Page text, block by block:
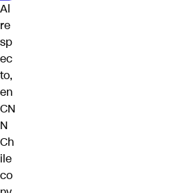
Al
re
sp
ec
to,
en
CN
N
Ch
ile
co